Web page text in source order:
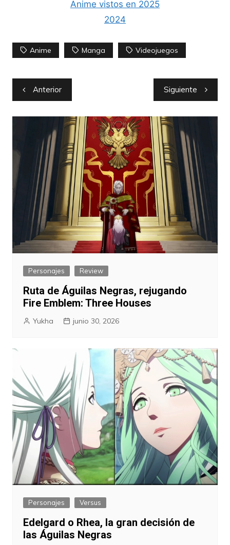
Anime vistos en 2025
2024
Anime Manga Videojuegos
Navegación
de
entradas
Anterior Siguiente
Personajes Review
Ruta de Águilas Negras, rejugando
Fire Emblem: Three Houses
Yukha junio 30, 2026
Personajes Versus
Edelgard o Rhea, la gran decisión de
las Águilas Negras